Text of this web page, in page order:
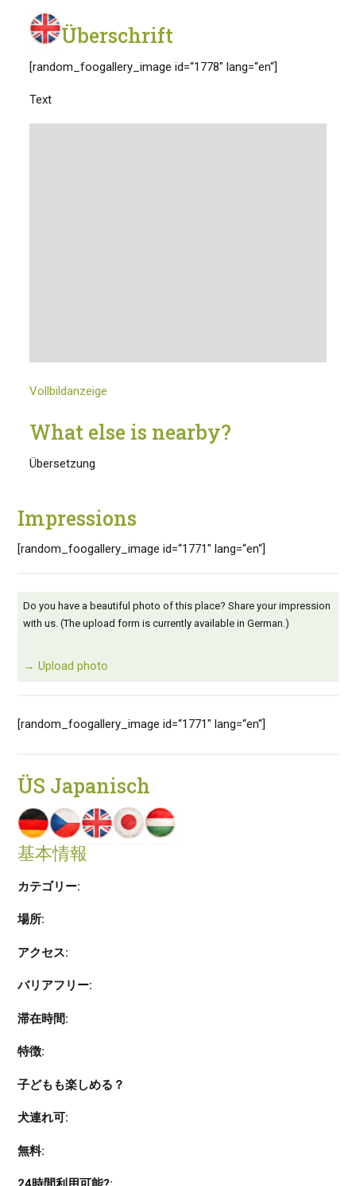
Überschrift
[random_foogallery_image id=“1778″ lang=“en“]
Text
Vollbildanzeige
What else is nearby?
Übersetzung
Impressions
[random_foogallery_image id=“1771″ lang=“en“]
Do you have a beautiful photo of this place? Share your impression
with us. (The upload form is currently available in German.)
→ Upload photo
[random_foogallery_image id=“1771″ lang=“en“]
ÜS Japanisch
基本情報
カテゴリー:
場所:
アクセス:
バリアフリー:
滞在時間:
特徴:
子どもも楽しめる？
犬連れ可:
無料: